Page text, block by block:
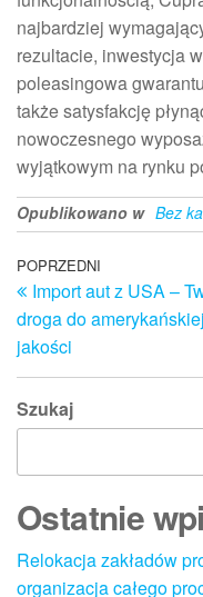
najbardziej
rezultacie, inwestycja
poleasingowa
także satysfakcję
nowoczesnego
wyjątkowym na rynku
Opublikowano w Bez
Nawigacja
wpisu
Poprzedni
wpis
POPRZEDNI
Import aut z USA –
droga do amerykańskiej
jakości
Szukaj
Ostatnie
Relokacja zakładów
organizacja całego